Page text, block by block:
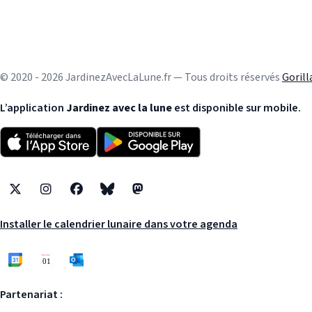
© 2020 - 2026 JardinezAvecLaLune.fr — Tous droits réservés
L’application Jardinez avec la luneest disponible sur mobile.
X InstagramFacebookBlueskyMastodon
Installer le calendrier lunaire dans votre agenda
Partenariat :